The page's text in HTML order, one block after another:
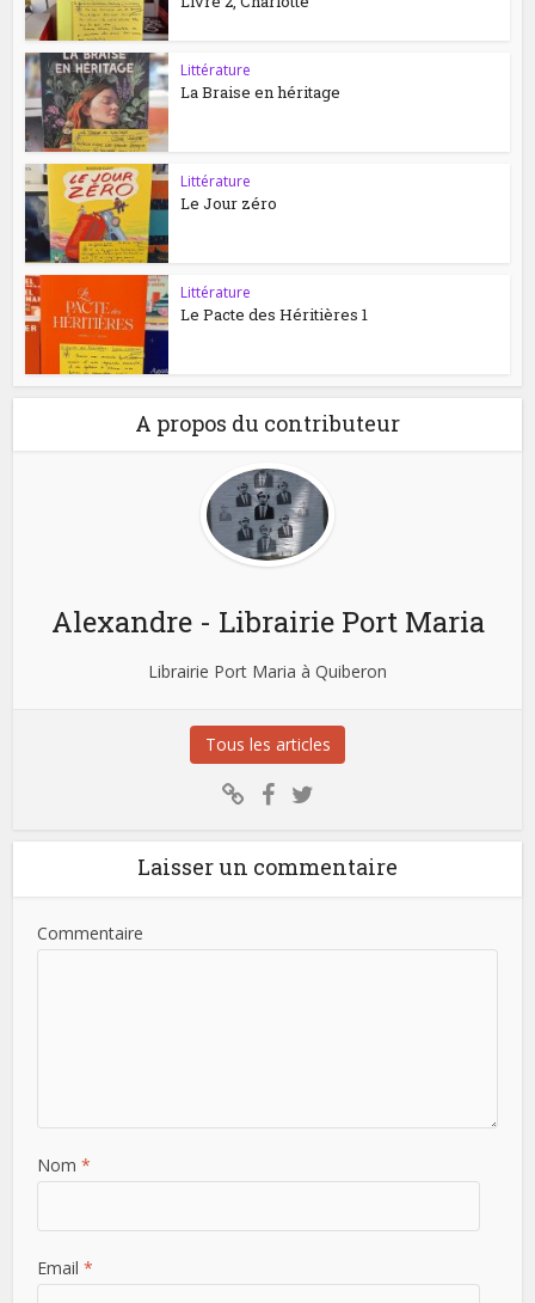
Littérature
La Braise en héritage
Littérature
Le Jour zéro
Littérature
Le Pacte des Héritières 1
A propos du contributeur
Alexandre - Librairie Port Maria
Librairie Port Maria à Quiberon
Tous les articles
Laisser un commentaire
Commentaire
Nom *
Email *